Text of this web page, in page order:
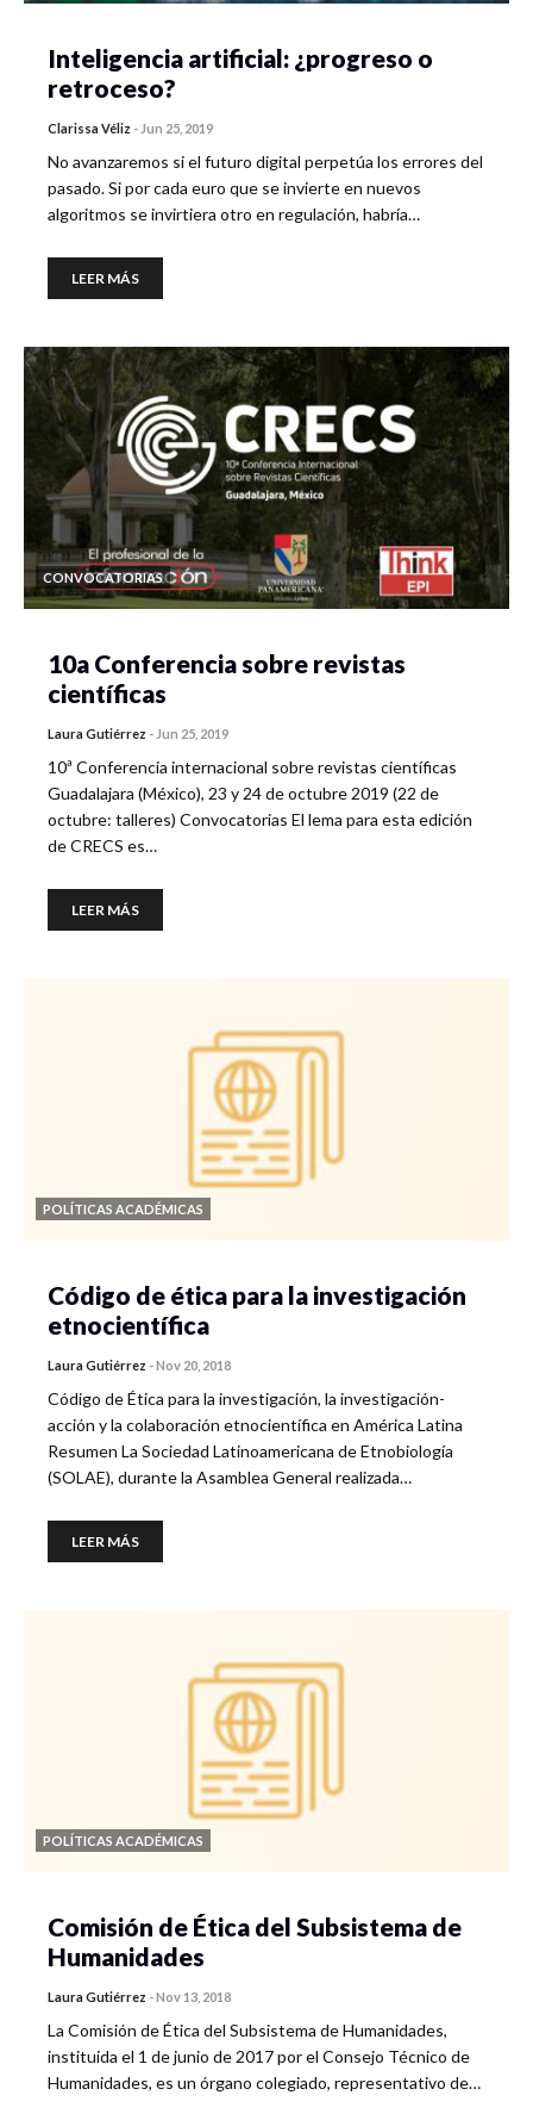
Inteligencia artificial: ¿progreso o
retroceso?
Clarissa Véliz - Jun 25, 2019
No avanzaremos si el futuro digital perpetúa los errores del
pasado. Si por cada euro que se invierte en nuevos
algoritmos se invirtiera otro en regulación, habría…
LEER MÁS
CONVOCATORIAS
10a Conferencia sobre revistas
científicas
Laura Gutiérrez - Jun 25, 2019
10ª Conferencia internacional sobre revistas científicas
Guadalajara (México), 23 y 24 de octubre 2019 (22 de
octubre: talleres) Convocatorias El lema para esta edición
de CRECS es…
LEER MÁS
POLÍTICAS ACADÉMICAS
Código de ética para la investigación
etnocientífica
Laura Gutiérrez -Nov 20, 2018
Código de Ética para la investigación, la investigación-
acción y la colaboración etnocientífica en América Latina
Resumen La Sociedad Latinoamericana de Etnobiología
(SOLAE), durante la Asamblea General realizada…
LEER MÁS
POLÍTICAS ACADÉMICAS
Comisión de Ética del Subsistema de
Humanidades
Laura Gutiérrez -Nov 13, 2018
La Comisión de Ética del Subsistema de Humanidades,
instituida el 1 de junio de 2017 por el Consejo Técnico de
Humanidades, es un órgano colegiado, representativo de…